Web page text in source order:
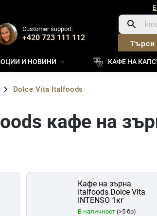
Customer support:
+420 723 111 112
Търси
И НОВИНИ КАФЕ НА
/ Dolce Vita Italfoods
кафе на
Кафе на зърна
Italfoods Dolce Vita
INTENSO 1кг
В наличност (>5 бр)